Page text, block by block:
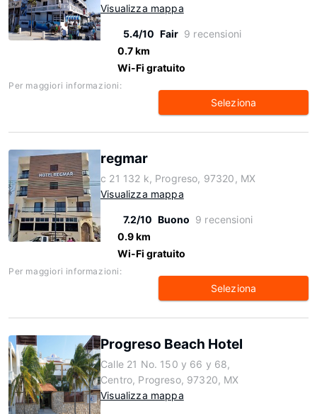
Visualizza mappa
5.4/10 Fair 9 recensioni
0.7 km
Wi-Fi gratuito
Per maggiori informazioni:
Seleziona
regmar
c 21 132 k, Progreso, 97320, MX
Visualizza mappa
7.2/10 Buono 9 recensioni
0.9 km
Wi-Fi gratuito
Per maggiori informazioni:
Seleziona
Progreso Beach Hotel
Calle 21 No. 150 y 66 y 68,
Centro, Progreso, 97320, MX
Visualizza mappa